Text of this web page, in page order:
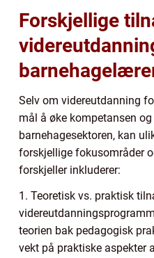
Forskjellige
Selv om videreutdanning
mål å øke kompetansen
barnehagesektoren, kan
forskjellige fokusområder
forskjeller inkluderer:
1. Teoretisk vs. praktisk
teorien bak pedagogisk
vekt på praktiske aspekter